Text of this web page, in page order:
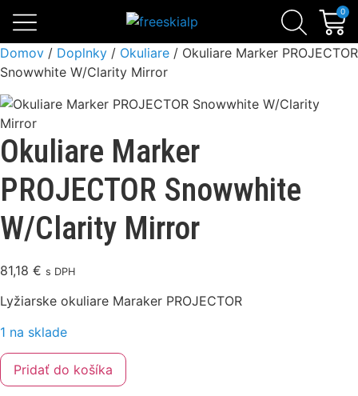
0
Domov / Doplnky / Okuliare / Okuliare Marker PROJECTOR
Snowwhite W/Clarity Mirror
Okuliare Marker
PROJECTOR Snowwhite
W/Clarity Mirror
81,18 € s DPH
Lyžiarske okuliare Maraker PROJECTOR
1 na sklade
Pridať do košíka